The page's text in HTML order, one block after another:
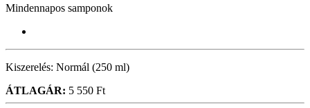
Mindennapos samponok
Kiszerelés: Normál (250 ml)
ÁTLAGÁR: 5 550 Ft